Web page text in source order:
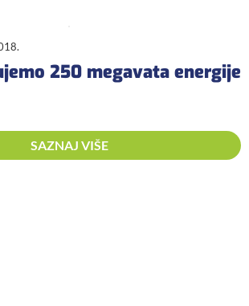
250 megavata energije
SAZNAJ VIŠE